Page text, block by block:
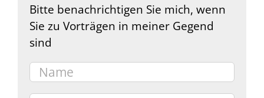
Bitte benachrichtigen Sie mich, wenn
Sie zu Vorträgen in meiner Gegend
sind